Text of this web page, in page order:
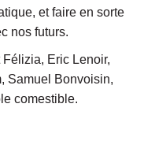
et faire en sorte
nos futurs.
Eric Lenoir,
Samuel Bonvoisin,
comestible.